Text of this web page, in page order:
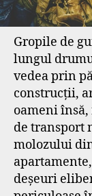
Gropile de
lungul
vedea prin
construcții,
oameni
de transport
molozului
deșeuri